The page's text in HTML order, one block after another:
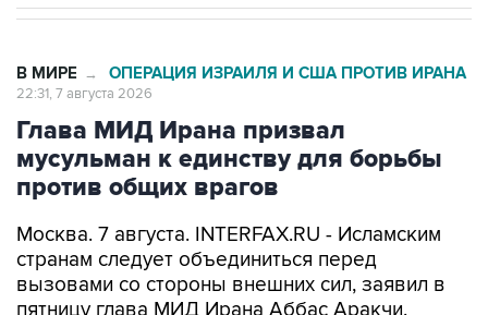
Глава МИД Ирана призвал
мусульман к единству для борьбы
против общих врагов
Москва. 7 августа. INTERFAX.RU - Исламским
вызовами со стороны внешних сил, заявил в
пятницу глава МИД Ирана Аббас Аракчи.